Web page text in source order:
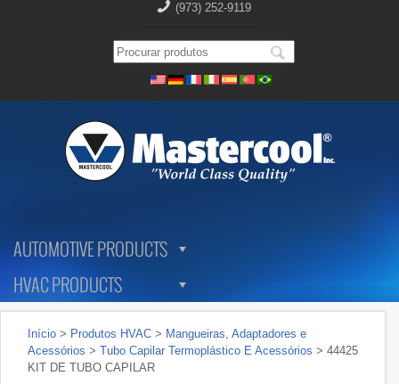
(973) 252-9119
AUTOMOTIVE PRODUCTS
HVAC PRODUCTS
Início > Produtos HVAC > Mangueiras, Adaptadores e
Acessórios > Tubo Capilar Termoplástico E Acessórios > 44425
KIT DE TUBO CAPILAR